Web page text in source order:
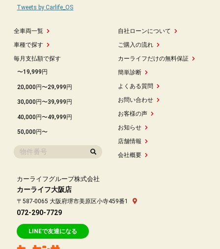
全車両一覧
車種で探す
毎月支払額で探す
〜19,999円
20,000円〜29,999円
30,000円〜39,999円
40,000円〜49,999円
50,000円〜
自社ローンについて
ご購入の流れ
カーライフだけの無料保証
簡単診断
よくある質問
お問い合わせ
お客様の声
お知らせ
店舗情報
会社概要
Tweets by Carlife_OS
カーライフグループ株式会社
カーライフ大阪店
〒587-0065 大阪府堺市美原区小寺459番1
072-290-7729
LINEで友達になる